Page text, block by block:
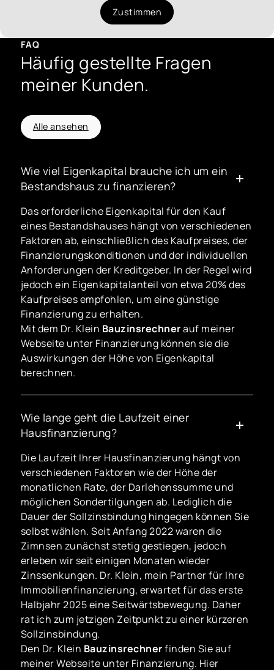
Zustimmen
FAQ
Häufig gestellte Fragen
meiner Kunden.
Alle ansehen
Wie viel Eigenkapital brauche ich um ein
Bestandshaus zu finanzieren?
Das erforderliche Eigenkapital für den Kauf
eines Bestandshauses hängt von verschiedenen
Faktoren ab, einschließlich des Kaufpreises, der
Finanzierungskonditionen und der individuellen
Anforderungen der Kreditgeber. In der Regel wird
jedoch ein Eigenkapitalanteil von etwa 20% des
Kaufpreises empfohlen, um eine günstige
Finanzierung zu erhalten.
Mit dem Dr. Klein Bauzinsrechnerauf meiner
Webseite unter Finanzierung können sie die
Auswirkungen der Höhe von Eigenkapital
berechnen.
Wie lange geht die Laufzeit einer
Hausfinanzierung?
Die Laufzeit Ihrer Hausfinanzierung hängt von
verschiedenen Faktoren wie der Höhe der
monatlichen Rate, der Darlehenssumme und
möglichen Sondertilgungen ab. Lediglich die
Dauer der Sollzinsbindung hingegen können Sie
selbst wählen. Seit Anfang 2022 waren die
Zimnsen zunächst stetig gestiegen, jedoch
erleben wir seit einigen Monaten wieder
Zinssenkungen. Dr. Klein, mein Partner für Ihre
Immobilienfinanzierung, erwartet für das erste
Halbjahr 2025 eine Seitwärtsbewegung. Daher
rat ich zum jetzigen Zeitpunkt zu einer kürzeren
Sollzinsbindung.
Den Dr. Klein Bauzinsrechnerfinden Sie auf
meiner Webseite unter Finanzierung. Hier